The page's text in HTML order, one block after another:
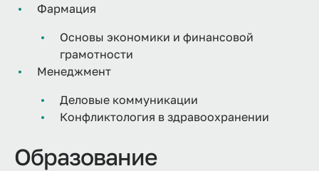
Фармация
Основы экономики и финансовой
грамотности
Менеджмент
Деловые коммуникации
Конфликтология в здравоохранении
Образование